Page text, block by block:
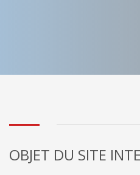
OBJET DU SITE